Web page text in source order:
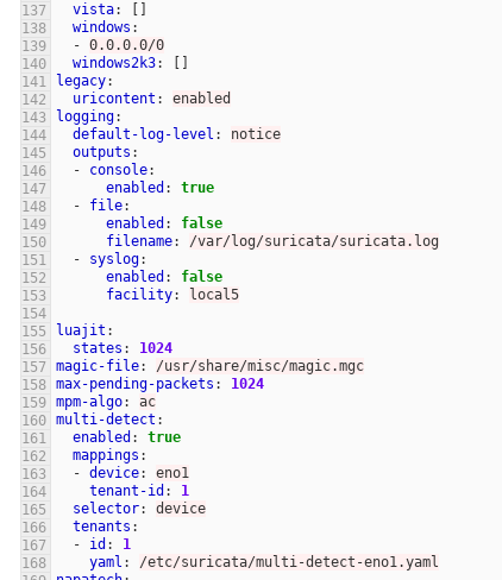
vista:
windows :
- 0.0.0.0/0
windows2k3:
legacy:
uricontent :
enabled
logging:
default-log-level :
notice
outputs :
-
console:
enabled :
true
-
file:
enabled :
false
filename:
/var/log/suricata/suricata.log
-
syslog:
enabled :
false
facility: local5
luajit :
states :
1024
magic-file:
/usr/share/misc/magic.mgc
max-pending-packets :
1024
mpm-algo:
ac
multi-detect :
enabled :
true
mappings :
- device:
eno1
tenant-id :
1
selector:
device
tenants :
-
id :
1
yaml :
/etc/suricata/multi-detect-eno1.yaml